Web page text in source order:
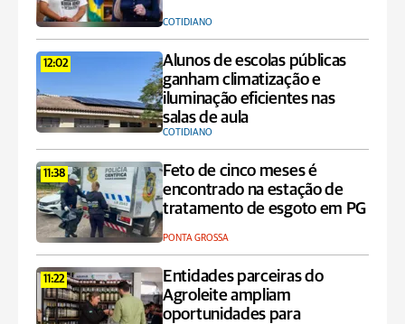
COTIDIANO
12:02
Alunos de escolas públicas
ganham climatização e
iluminação eficientes nas
salas de aula
COTIDIANO
11:38
Feto de cinco meses é
encontrado na estação de
tratamento de esgoto em PG
PONTA GROSSA
11:22
Entidades parceiras do
Agroleite ampliam
oportunidades para